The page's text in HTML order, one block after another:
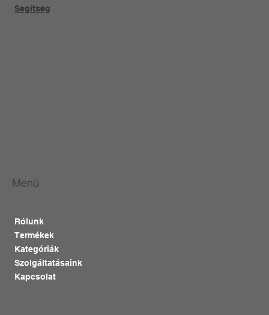
Segítség
Menü
Rólunk
Termékek
Kategóriák
Szolgáltatásaink
Kapcsolat